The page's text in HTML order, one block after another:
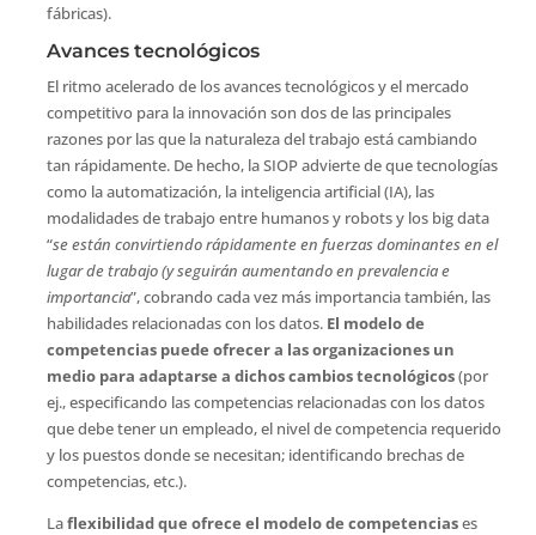
fábricas).
Avances tecnológicos
El ritmo acelerado de los avances tecnológicos y el mercado
competitivo para la innovación son dos de las principales
razones por las que la naturaleza del trabajo está cambiando
tan rápidamente. De hecho, la SIOP advierte de que tecnologías
como la automatización, la inteligencia artificial (IA), las
modalidades de trabajo entre humanos y robots y los big data
“se están convirtiendo rápidamente en fuerzas dominantes en el
lugar de trabajo (y seguirán aumentando en prevalencia e
importancia”, cobrando cada vez más importancia también, las
habilidades relacionadas con los datos. El modelo de
competencias puede ofrecer a las organizaciones un
medio para adaptarse a dichos cambios tecnológicos(por
ej., especificando las competencias relacionadas con los datos
que debe tener un empleado, el nivel de competencia requerido
y los puestos donde se necesitan; identificando brechas de
competencias, etc.).
Laflexibilidad que ofrece el modelo de competenciases